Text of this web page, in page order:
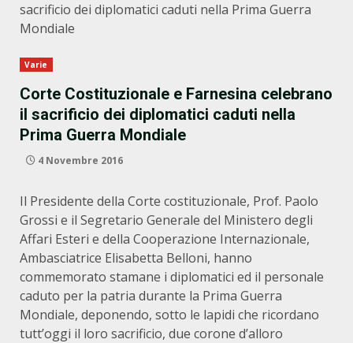
sacrificio dei diplomatici caduti nella Prima Guerra
Mondiale
Varie
Corte Costituzionale e Farnesina celebrano
il sacrificio dei diplomatici caduti nella
Prima Guerra Mondiale
4 Novembre 2016
Il Presidente della Corte costituzionale, Prof. Paolo
Grossi e il Segretario Generale del Ministero degli
Affari Esteri e della Cooperazione Internazionale,
Ambasciatrice Elisabetta Belloni, hanno
commemorato stamane i diplomatici ed il personale
caduto per la patria durante la Prima Guerra
Mondiale, deponendo, sotto le lapidi che ricordano
tutt’oggi il loro sacrificio, due corone d’alloro